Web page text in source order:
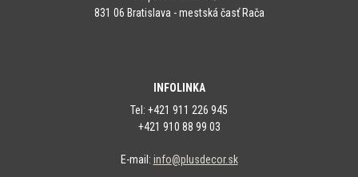
831 06 Bratislava - mestská časť Rača
INFOLINKA
Tel: +421 911 226 945
+421 910 88 99 03
E-mail: info@plusdecor.sk